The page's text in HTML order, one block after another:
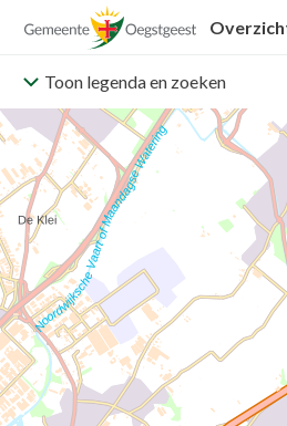
naar
naar
Toon legenda en zoeken